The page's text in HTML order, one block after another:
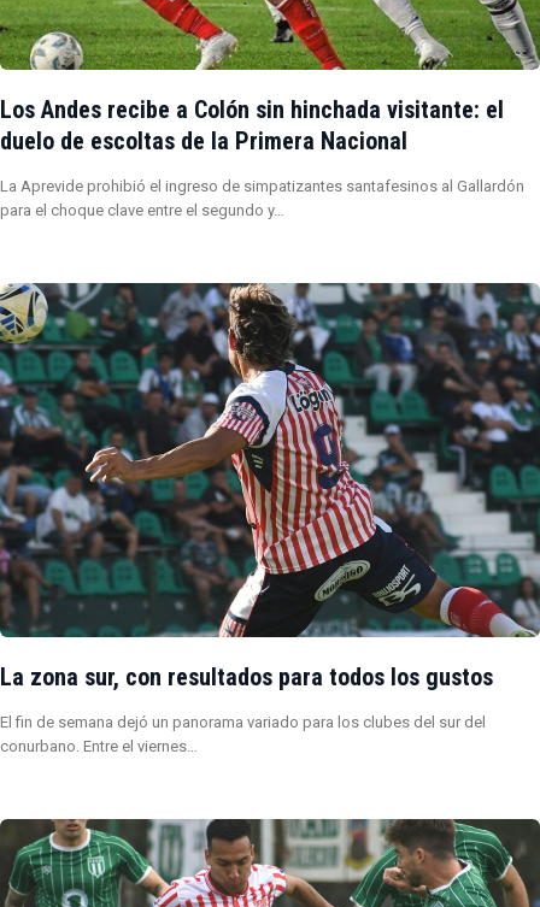
Los Andes recibe a Colón sin hinchada visitante: el
duelo de escoltas de la Primera Nacional
La Aprevide prohibió el ingreso de simpatizantes santafesinos al Gallardón
para el choque clave entre el segundo y…
La zona sur, con resultados para todos los gustos
El fin de semana dejó un panorama variado para los clubes del sur del
conurbano. Entre el viernes…